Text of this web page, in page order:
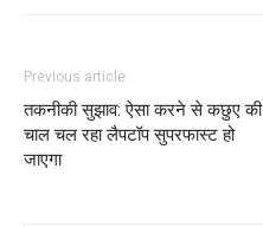
Previous article
तकनीकी सुझाव: ऐसा करने से कछुए की
चाल चल रहा लैपटॉप सुपरफास्ट हो
जाएगा